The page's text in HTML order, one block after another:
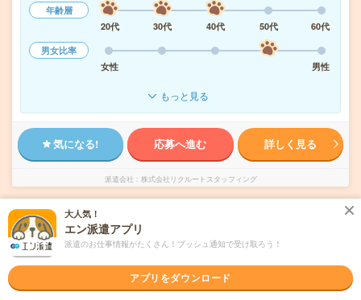
年齢層
20代
30代 40代 50代
60代
男女比率
女性
男性
もっと見る
気になる! 応募へ進む 詳しく見る
派遣会社 株式会社リクルートスタッフィング
未読 掲載日 2026/08/06
時給1760円！17時まで＊未経験OK！残業ほ
ぼなし▼【社員前提】祇園で営業事務
大人気！
エン派遣アプリ
派遣のお仕事情報がたくさん！プッシュ通知で受け取ろう！
アプリをダウンロード